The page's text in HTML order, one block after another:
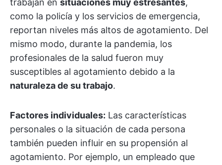
trabajan en situaciones muy estresantes,
como la policía y los servicios de emergencia,
reportan niveles más altos de agotamiento. Del
mismo modo, durante la pandemia, los
profesionales de la salud fueron muy
susceptibles al agotamiento debido a la
naturaleza de su trabajo.
Factores individuales: Las características
personales o la situación de cada persona
también pueden influir en su propensión al
agotamiento. Por ejemplo, un empleado que